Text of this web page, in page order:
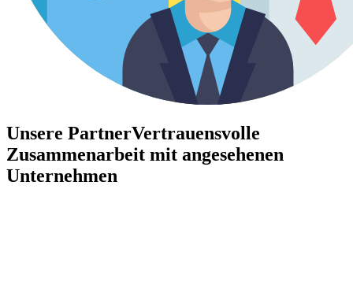
Unsere PartnerVertrauensvolle
Zusammenarbeit mit angesehenen
Unternehmen